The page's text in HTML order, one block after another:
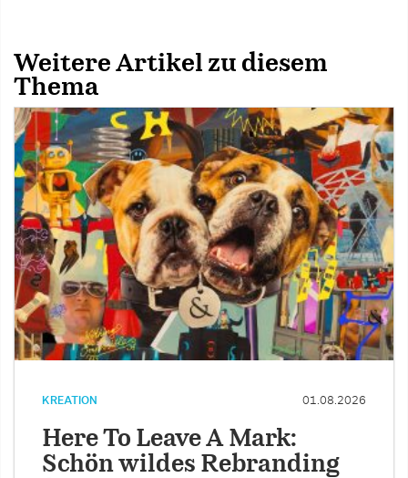
Weitere Artikel zu diesem
Thema
KREATION 01.08.2026
Here To Leave A Mark:
Schön wildes Rebranding